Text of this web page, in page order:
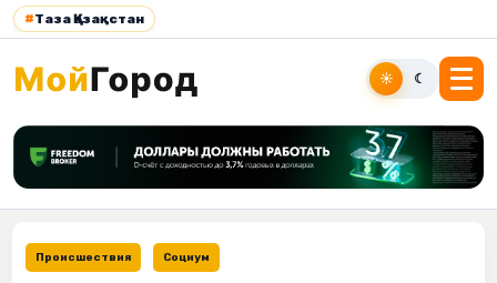
#Таза Қазақстан
☀ ☾
Происшествия Социум